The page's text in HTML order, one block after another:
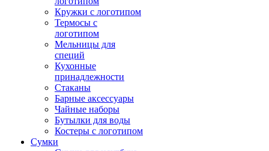
Кружки с логотипом
Термосы с
логотипом
Мельницы для
специй
Кухонные
принадлежности
Стаканы
Барные аксессуары
Чайные наборы
Бутылки для воды
Костеры с логотипом
Сумки